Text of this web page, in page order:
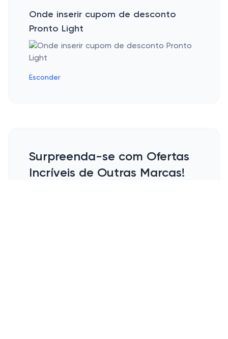
Onde inserir cupom de desconto
Pronto Light
Esconder
Surpreenda-se com Ofertas
Incríveis de Outras Marcas!